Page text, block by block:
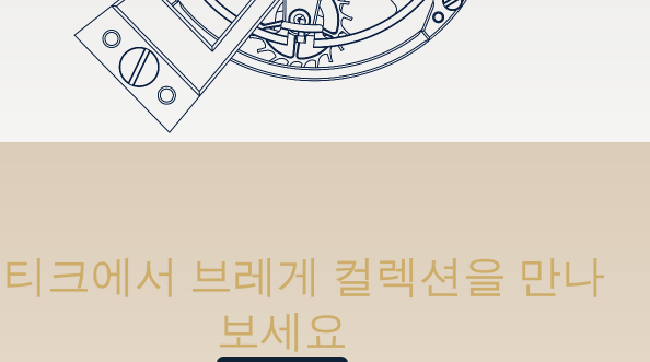
크에서 브레게 컬렉션을 만나
보세요